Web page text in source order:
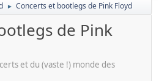
► Concerts et bootlegs de Pink Floyd
de Pink
et du (vaste !) monde des